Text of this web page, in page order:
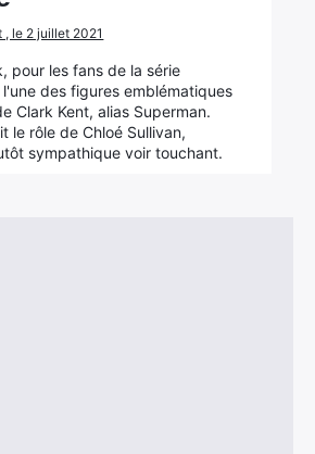
le 2 juillet 2021
pour les fans de la série
des figures emblématiques
Clark Kent, alias Superman.
le rôle de Chloé Sullivan,
sympathique voir touchant.